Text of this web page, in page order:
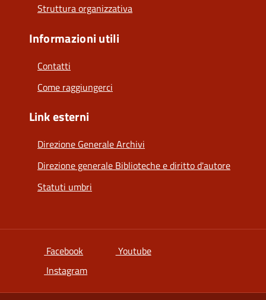
Struttura organizzativa
Informazioni utili
Contatti
Come raggiungerci
Link esterni
Direzione Generale Archivi
Direzione generale Biblioteche e diritto d'autore
Statuti umbri
Facebook si apre in una nuova scheda
Youtubesi apre in una nuova scheda
Instagramsi apre in una nuova scheda